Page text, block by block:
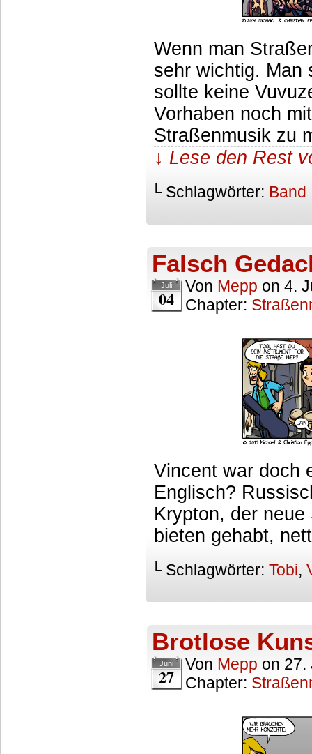
Wenn man
sehr wichtig. Man
sollte keine
Vorhaben noch
Straßenmusik zu
↓ Lese den Rest
└ Schlagwörter: Band
Falsch
Juli
04
Von Mepp on 4.
Chapter:
Vincent war doch
Englisch?
Krypton, der
bieten gehabt,
└ Schlagwörter: Tobi,
Brotlose
Juni
27
Von Mepp on 27.
Chapter: